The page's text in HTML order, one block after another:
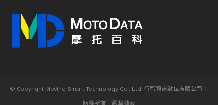
© Copyright Moving Smart Technology Co., Ltd. 行智資訊數位有限公司｜
版權所有，嚴禁轉載